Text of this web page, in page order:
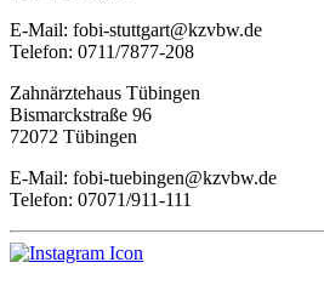
E-Mail: fobi-stuttgart@kzvbw.de
Telefon: 0711/7877-208
Zahnärztehaus Tübingen
Bismarckstraße 96
72072 Tübingen
E-Mail: fobi-tuebingen@kzvbw.de
Telefon: 07071/911-111